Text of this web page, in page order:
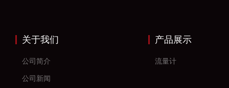
关于我们
公司简介
公司新闻
产品展示
流量计